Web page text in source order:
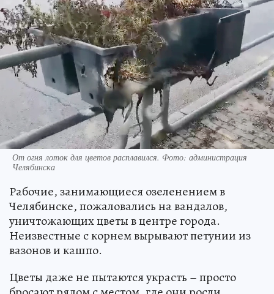
От огня лоток для цветов расплавился. Фото: администрация
Челябинска
Рабочие, занимающиеся озеленением в
Челябинске, пожаловались на вандалов,
уничтожающих цветы в центре города.
Неизвестные с корнем вырывают петунии из
вазонов и кашпо.
Цветы даже не пытаются украсть – просто